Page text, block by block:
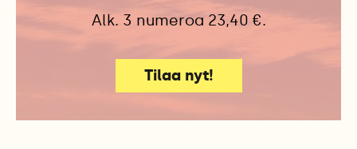
Alk. 3 numeroa 23,40 €.
Tilaa nyt!